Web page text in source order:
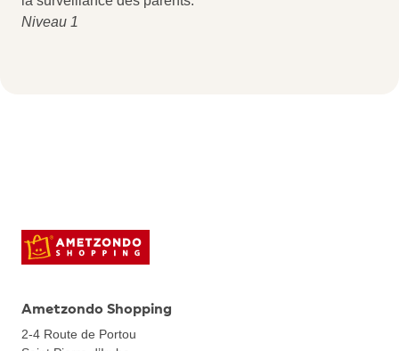
Niveau 1
Ametzondo Shopping
2-4 Route de Portou